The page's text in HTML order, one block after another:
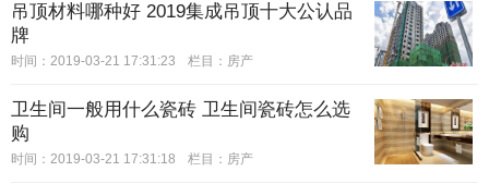
吊顶材料哪种好 2019集成吊顶十大公认品
牌
时间：2019-03-21 17:31:23 栏目： 房产
卫生间一般用什么瓷砖 卫生间瓷砖怎么选
购
时间：2019-03-21 17:31:18 栏目： 房产